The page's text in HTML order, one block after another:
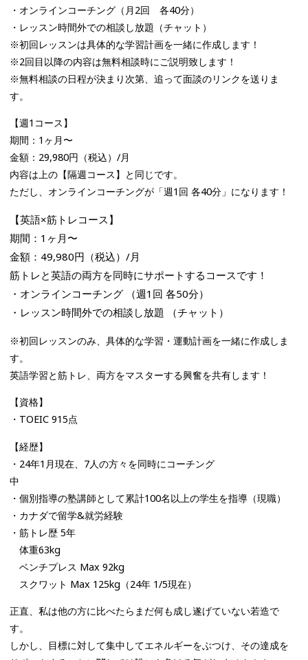
・オンラインコーチング（月2回 各40分）
・レッスン時間外での相談し放題（チャット）
※初回レッスンは具体的な学習計画を一緒に作成します！
※2回目以降の内容は無料相談時にご説明致します！
※無料相談の日程が決まり次第、追って面談のリンクを送りま
す。
【週1コース】
期間：1ヶ月〜
金額：29,980円（税込）/月
内容は上の【隔週コース】と同じです。
ただし、オンラインコーチングが「週1回 各40分」になります！
【英語×筋トレコース】
期間：1ヶ月〜
金額：49,980円（税込）/月
筋トレと英語の両方を同時にサポートするコースです！
・オンラインコーチング （週1回 各50分）
・レッスン時間外での相談し放題 （チャット）
※初回レッスンのみ、具体的な学習・運動計画を一緒に作成しま
す。
英語学習と筋トレ、両方をマスターする興奮を共有します！
【資格】
・TOEIC 915点
【経歴】
・24年1月現在、7人の方々を同時にコーチング
中
・個別指導の塾講師として累計100名以上の学生を指導（現職）
・カナダで留学&就労経験
・筋トレ歴 5年
体重63kg
ベンチプレス Max 92kg
スクワット Max 125kg（24年 1/5現在）
正直、私は他の方に比べたらまだ何も成し遂げていない若造で
す。
しかし、目標に対して集中してエネルギーをぶつけ、その達成を